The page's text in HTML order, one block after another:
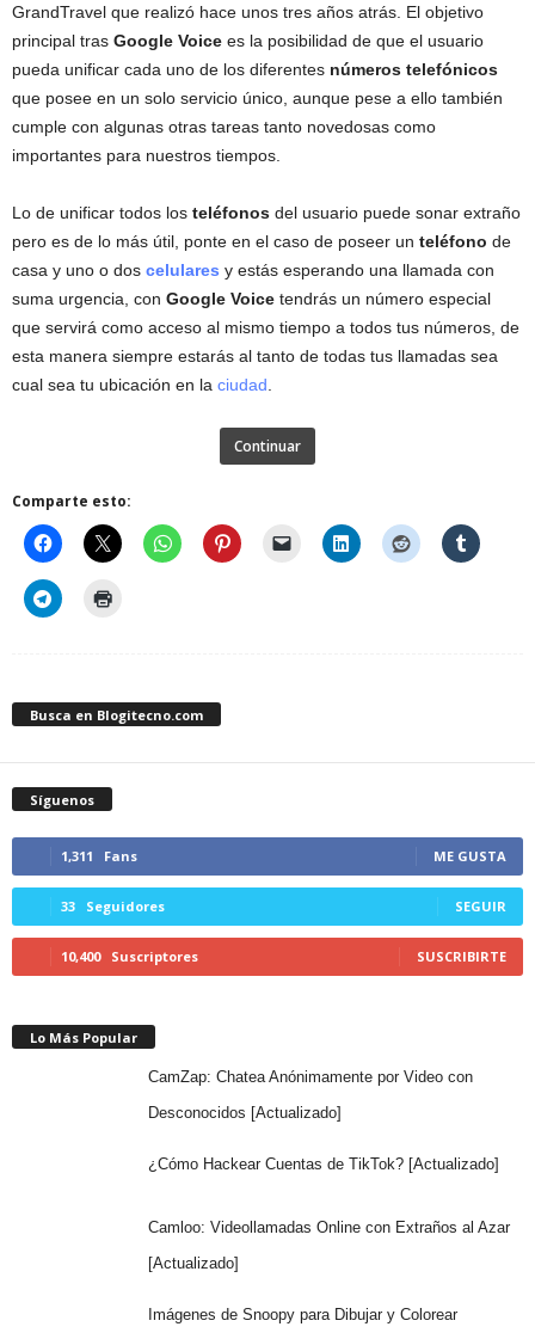
GrandTravel que realizó hace unos tres años atrás. El objetivo
principal tras Google Voice es la posibilidad de que el usuario
pueda unificar cada uno de los diferentes números telefónicos
que posee en un solo servicio único, aunque pese a ello también
cumple con algunas otras tareas tanto novedosas como
importantes para nuestros tiempos.
Lo de unificar todos los teléfonos del usuario puede sonar extraño
pero es de lo más útil, ponte en el caso de poseer un teléfono de
casa y uno o dos celulares y estás esperando una llamada con
suma urgencia, con Google Voice tendrás un número especial
que servirá como acceso al mismo tiempo a todos tus números, de
esta manera siempre estarás al tanto de todas tus llamadas sea
cual sea tu ubicación en la ciudad
Continuar
Comparte esto:
Busca en Blogitecno.com
Síguenos
1,311 Fans ME GUSTA
33 Seguidores SEGUIR
10,400 Suscriptores SUSCRIBIRTE
Lo Más Popular
CamZap: Chatea Anónimamente por Video con
Desconocidos [Actualizado]
¿Cómo Hackear Cuentas de TikTok? [Actualizado]
Camloo: Videollamadas Online con Extraños al Azar
[Actualizado]
Imágenes de Snoopy para Dibujar y Colorear